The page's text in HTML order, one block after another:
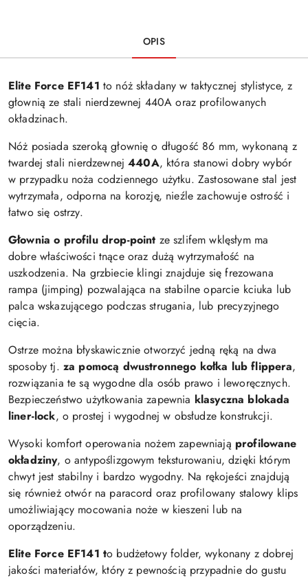
OPIS
Elite Force EF141 to nóż składany w taktycznej stylistyce, z
głownią ze stali nierdzewnej 440A oraz profilowanych
okładzinach.
Nóż posiada szeroką głownię o długość 86 mm, wykonaną z
twardej stali nierdzewnej440A, która stanowi dobry wybór
w przypadku noża codziennego użytku. Zastosowane stal jest
wytrzymała, odporna na korozję, nieźle zachowuje ostrość i
łatwo się ostrzy.
Głownia o profilu drop-point ze szlifem wklęsłym ma
dobre właściwości tnące oraz dużą wytrzymałość na
uszkodzenia. Na grzbiecie klingi znajduje się frezowana
rampa (jimping) pozwalająca na stabilne oparcie kciuka lub
palca wskazującego podczas strugania, lub precyzyjnego
cięcia.
Ostrze można błyskawicznie otworzyć jedną ręką na dwa
sposoby tj. za pomocą dwustronnego kołka lub flippera,
rozwiązania te są wygodne dla osób prawo i leworęcznych.
Bezpieczeństwo użytkowania zapewnia klasyczna blokada
liner-lock, o prostej i wygodnej w obsłudze konstrukcji.
Wysoki komfort operowania nożem zapewniają profilowane
okładziny, o antypoślizgowym teksturowaniu, dzięki którym
chwyt jest stabilny i bardzo wygodny. Na rękojeści znajdują
się również otwór na paracord oraz profilowany stalowy klips
umożliwiający mocowania noże w kieszeni lub na
oporządzeniu.
Elite Force EF141 to budżetowy folder, wykonany z dobrej
jakości materiałów, który z pewnością przypadnie do gustu